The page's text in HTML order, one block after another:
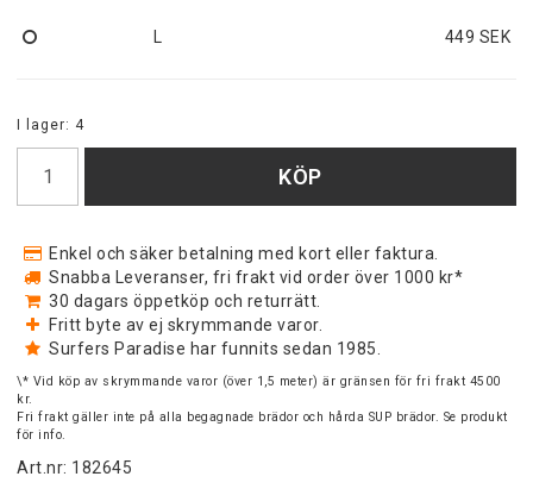
449 SEK
I lager: 4
KÖP
Enkel och säker betalning med kort eller faktura.
Snabba Leveranser, fri frakt vid order över 1000 kr*
30 dagars öppetköp och returrätt.
Fritt byte av ej skrymmande varor.
Surfers Paradise har funnits sedan 1985.
\* Vid köp av skrymmande varor (över 1,5 meter) är gränsen för fri frakt 4500
kr.
Fri frakt gäller inte på alla begagnade brädor och hårda SUP brädor. Se produkt
för info.
Art.nr: 182645